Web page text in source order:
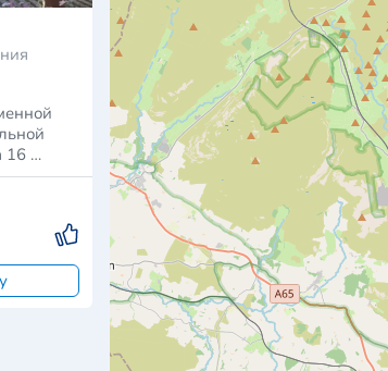
16 …